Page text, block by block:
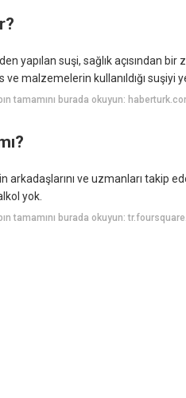
yapılan suşi, sağlık açısından
malzemelerin kullanıldığı suşiyi
tamamını burada okuyun:
arkadaşlarını ve uzmanları takip
yok.
tamamını burada okuyun: